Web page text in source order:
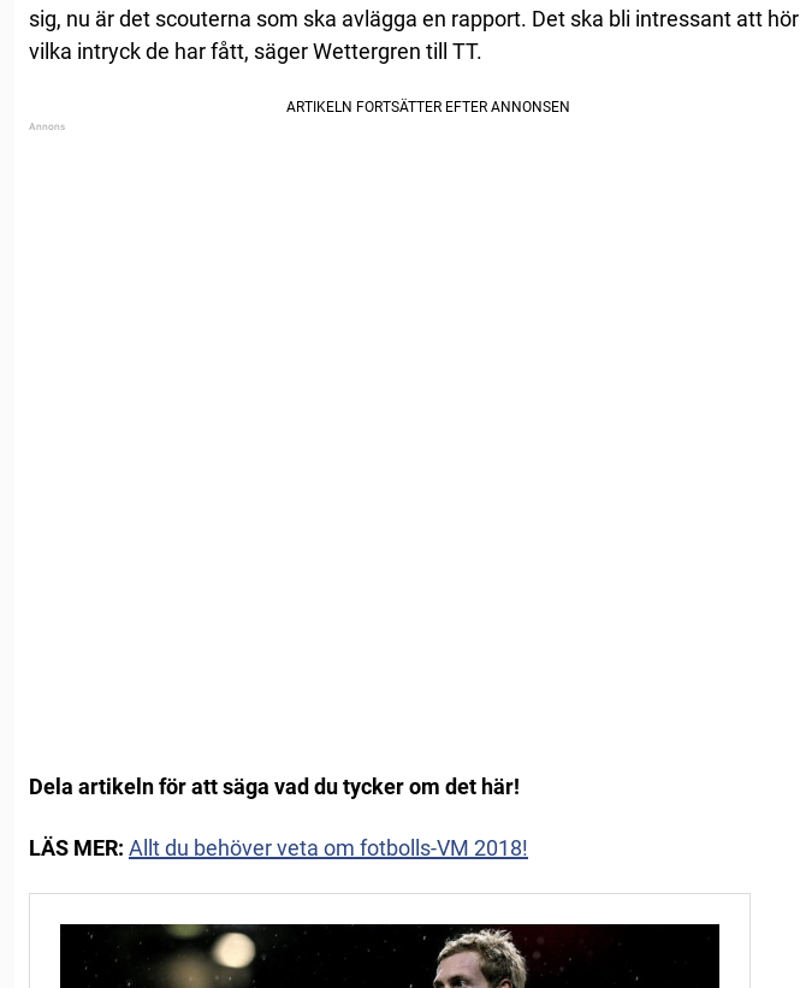
sig, nu är det scouterna som ska avlägga en rapport. Det ska bli intressant att
vilka intryck de har fått, säger Wettergren till TT.
Dela artikeln för att säga vad du tycker om det här!
LÄS MER: Allt du behöver veta om fotbolls-VM 2018!